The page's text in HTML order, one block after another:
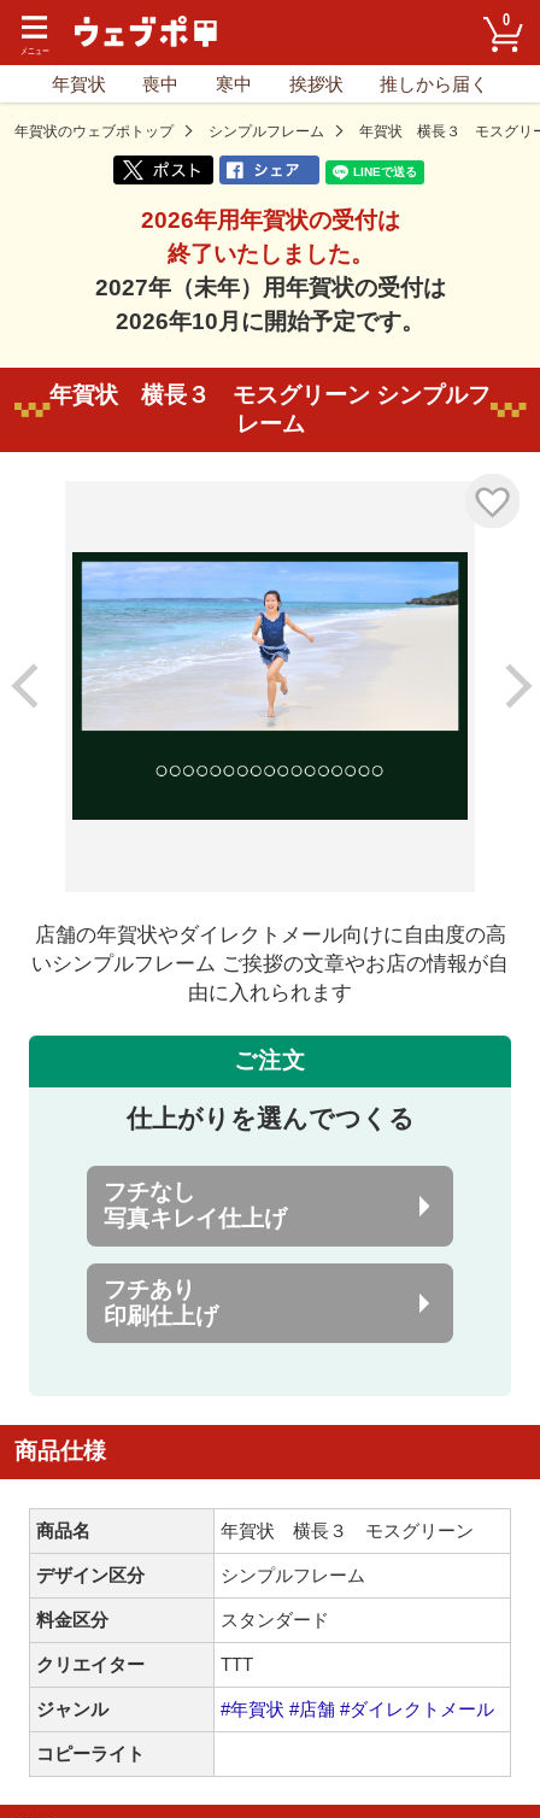
0
年賀状 喪中 寒中 挨拶状 推しから届く
年賀状のウェブポトップ シンプルフレーム 年賀状 横長３ モスグリ
2026年用年賀状の受付は
終了いたしました。
2027年（未年）用年賀状の受付は
2026年10月に開始予定です。
年賀状 横長３ モスグリーン シンプルフ
レーム
店舗の年賀状やダイレクトメール向けに自由度の高
いシンプルフレーム ご挨拶の文章やお店の情報が自
由に入れられます
ご注文
仕上がりを選んでつくる
フチなし
写真キレイ仕上げ
フチあり
印刷仕上げ
商品仕様
商品名 年賀状 横長３ モスグリーン
デザイン区分 シンプルフレーム
料金区分 スタンダード
クリエイター TTT
ジャンル #年賀状 #店舗 #ダイレクトメール
コピーライト